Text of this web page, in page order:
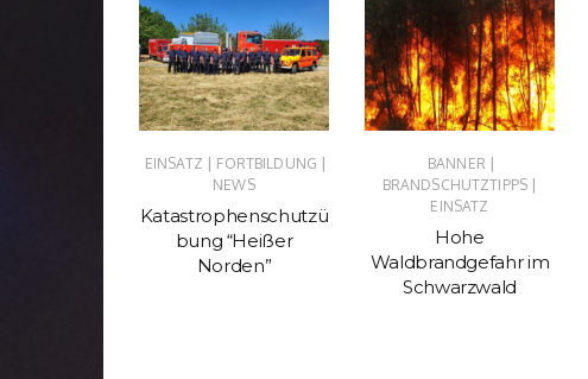
EINSATZ | FORTBILDUNG |
NEWS
Katastrophenschutzü
bung “Heißer
Norden”
BANNER |
BRANDSCHUTZTIPPS |
EINSATZ
Hohe
Waldbrandgefahr im
Schwarzwald